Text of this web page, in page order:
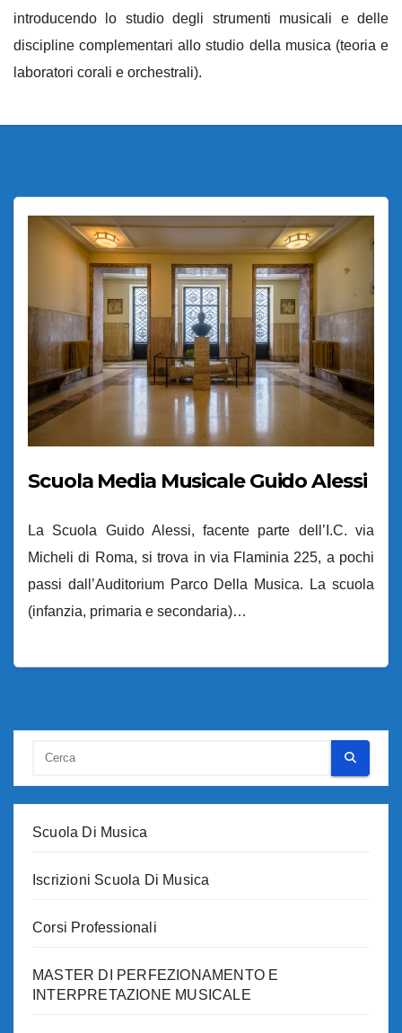
introducendo lo studio degli strumenti musicali e delle
discipline complementari allo studio della musica (teoria e
laboratori corali e orchestrali).
Scuola Media Musicale Guido Alessi
La Scuola Guido Alessi, facente parte dell’I.C. via
Micheli di Roma, si trova in via Flaminia 225, a pochi
passi dall’Auditorium Parco Della Musica. La scuola
(infanzia, primaria e secondaria)…
Scuola Di Musica
Iscrizioni Scuola Di Musica
Corsi Professionali
MASTER DI PERFEZIONAMENTO E
INTERPRETAZIONE MUSICALE